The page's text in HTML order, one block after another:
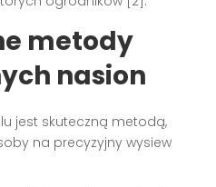
metody
nasion
jest skuteczną metodą,
na precyzyjny wysiew